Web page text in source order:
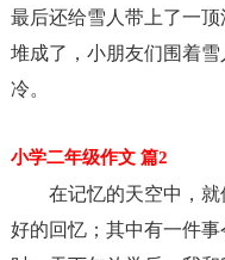
最后还给雪人带上了一
堆成了，小朋友们围着
冷。
小学二年级作文 篇2
在记忆的天空中，
好的回忆；其中有一件